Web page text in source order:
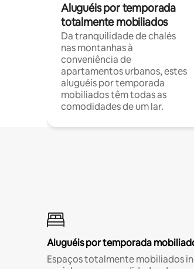
Aluguéis por temporada
totalmente mobiliados
Da tranquilidade de chalés
nas montanhas à
conveniência de
apartamentos urbanos, estes
aluguéis por temporada
mobiliados têm todas as
comodidades de um lar.
Aluguéis por temporada
Espaços totalmente mobiliados